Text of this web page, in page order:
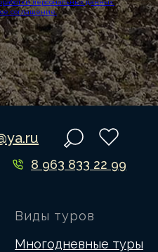
соглашение.
8 963 833 22 99
Виды туров
Многодневные туры